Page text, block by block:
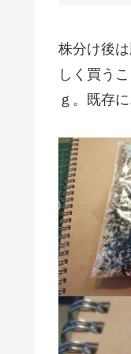
株分け後
しく買う
ｇ。既存